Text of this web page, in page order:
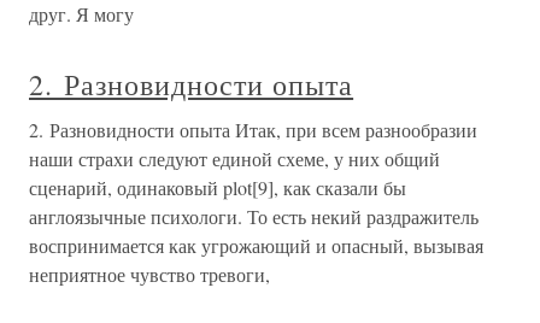
друг. Я могу
2. Разновидности опыта
2. Разновидности опыта Итак, при всем разнообразии
наши страхи следуют единой схеме, у них общий
сценарий, одинаковый plot[9], как сказали бы
англоязычные психологи. То есть некий раздражитель
воспринимается как угрожающий и опасный, вызывая
неприятное чувство тревоги,